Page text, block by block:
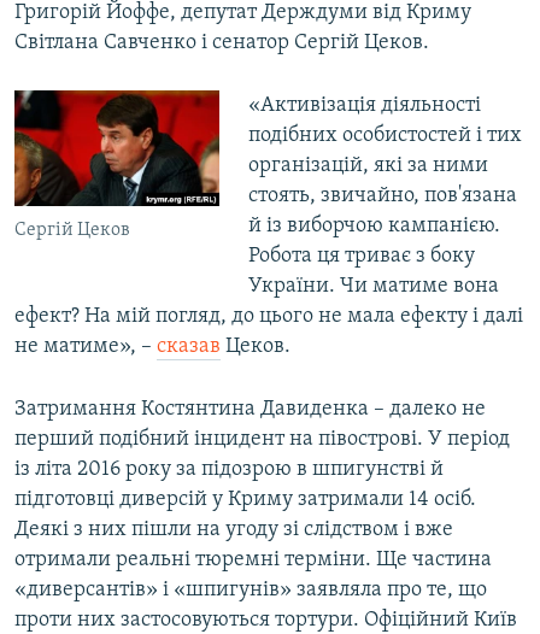
Григорій Йоффе, депутат Держдуми від Криму
Світлана Савченко і сенатор Сергій Цеков.
Сергій Цеков
«Активізація діяльності
подібних особистостей і тих
організацій, які за ними
стоять, звичайно, пов'язана
й із виборчою кампанією.
Робота ця триває з боку
України. Чи матиме вона
ефект? На мій погляд, до цього не мала ефекту і далі
не матиме», – сказав Цеков.
Затримання Костянтина Давиденка – далеко не
перший подібний інцидент на півострові. У період
із літа 2016 року за підозрою в шпигунстві й
підготовці диверсій у Криму затримали 14 осіб.
Деякі з них пішли на угоду зі слідством і вже
отримали реальні тюремні терміни. Ще частина
«диверсантів» і «шпигунів» заявляла про те, що
проти них застосовуються тортури. Офіційний Київ